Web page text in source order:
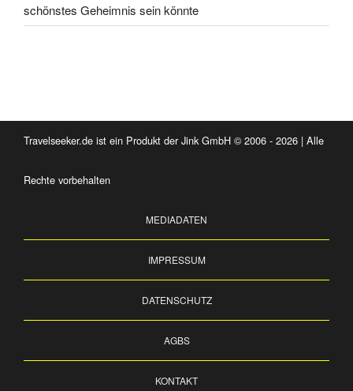
schönstes Geheimnis sein könnte
Travelseeker.de ist ein Produkt der Jink GmbH © 2006 - 2026 | Alle
Rechte vorbehalten
MEDIADATEN
IMPRESSUM
DATENSCHUTZ
AGBS
KONTAKT